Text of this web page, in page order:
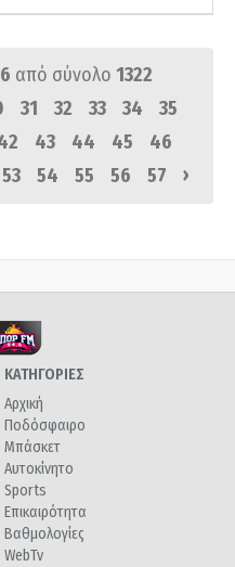
από σύνολο 1322
31 32 33 34
35
43 44 45
46
53 54 55 56 57 ›
ΚΑΤΗΓΟΡΙΕΣ
Αρχική
Ποδόσφαιρο
Μπάσκετ
Αυτοκίνητο
Sports
Επικαιρότητα
Βαθμολογίες
WebTv